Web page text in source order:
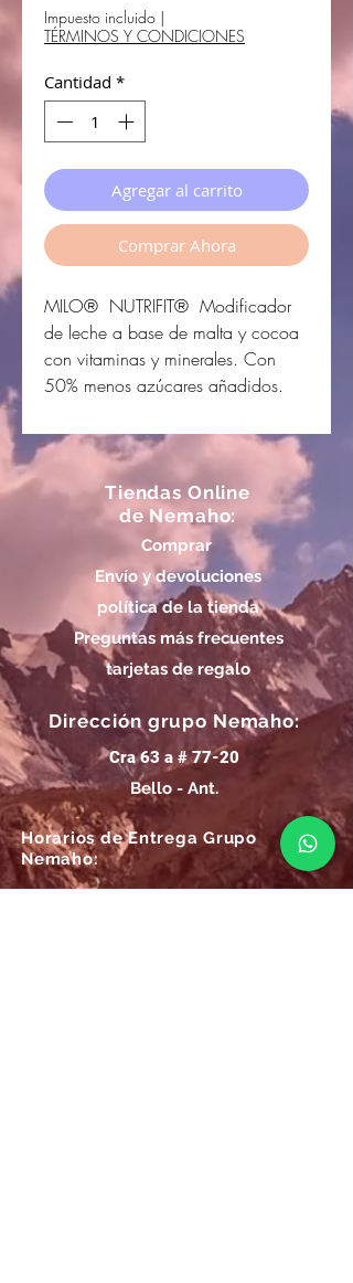
oferta
Impuesto incluido |
TÉRMINOS Y CONDICIONES
Cantidad *
Agregar al carrito
Comprar Ahora
MILO® NUTRIFIT® Modificador
de leche a base de malta y cocoa
con vitaminas y minerales. Con
50% menos azúcares añadidos.
Tiendas Online
de Nemaho:
Comprar
Envío y devoluciones
política de la tienda
Preguntas más frecuentes
tarjetas de regalo
Dirección grupo Nemaho:
Cra 63 a # 77-20
Bello - Ant.
Horarios de Entrega Grupo
Nemaho: